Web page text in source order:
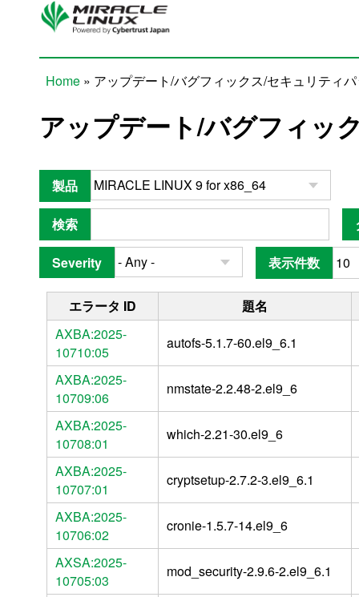
Skip to main content
Home » アップデート/バグフィックス/セキュリティ
アップデート/バグフィッ
製品
検索
Severity 表示件数
エラータ ID
題名
AXBA:2025-
10710:05
autofs-5.1.7-60.el9_6.1
AXBA:2025-
10709:06
nmstate-2.2.48-2.el9_6
AXBA:2025-
10708:01
which-2.21-30.el9_6
AXBA:2025-
10707:01
cryptsetup-2.7.2-3.el9_6.1
AXBA:2025-
10706:02
cronie-1.5.7-14.el9_6
AXSA:2025-
10705:03
mod_security-2.9.6-2.el9_6.1